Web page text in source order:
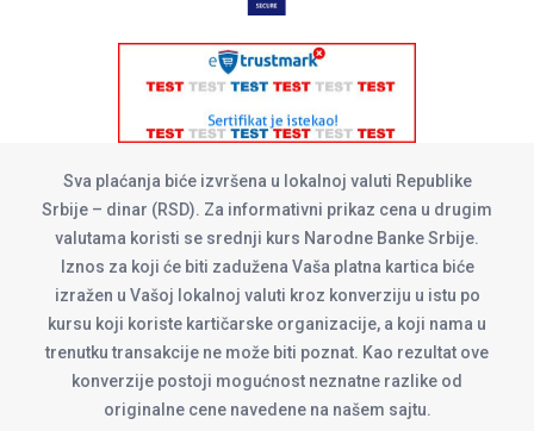
Sva plaćanja biće izvršena u lokalnoj valuti Republike
Srbije – dinar (RSD). Za informativni prikaz cena u drugim
valutama koristi se srednji kurs Narodne Banke Srbije.
Iznos za koji će biti zadužena Vaša platna kartica biće
izražen u Vašoj lokalnoj valuti kroz konverziju u istu po
kursu koji koriste kartičarske organizacije, a koji nama u
trenutku transakcije ne može biti poznat. Kao rezultat ove
konverzije postoji mogućnost neznatne razlike od
originalne cene navedene na našem sajtu.